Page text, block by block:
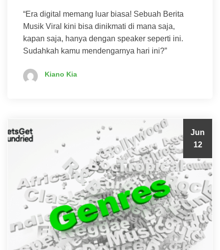
“Era digital memang luar biasa! Sebuah Berita
Musik Viral kini bisa dinikmati di mana saja,
kapan saja, hanya dengan speaker seperti ini.
Sudahkah kamu mendengarnya hari ini?”
Kiano Kia
Jun
12